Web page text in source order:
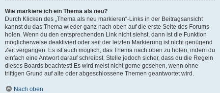
Wie markiere ich ein Thema als neu?
Durch Klicken des „Thema als neu markieren“-Links in der Beitragsansicht
kannst du das Thema wieder ganz nach oben auf die erste Seite des Forums
holen. Wenn du den entsprechenden Link nicht siehst, dann ist die Funktion
möglicherweise deaktiviert oder seit der letzten Markierung ist nicht genügend
Zeit vergangen. Es ist auch möglich, das Thema nach oben zu holen, indem du
einfach eine Antwort darauf schreibst. Stelle jedoch sicher, dass du die Regeln
dieses Boards beachtest! Es wird meist nicht gerne gesehen, wenn ohne
triftigen Grund auf alte oder abgeschlossene Themen geantwortet wird.
Nach oben